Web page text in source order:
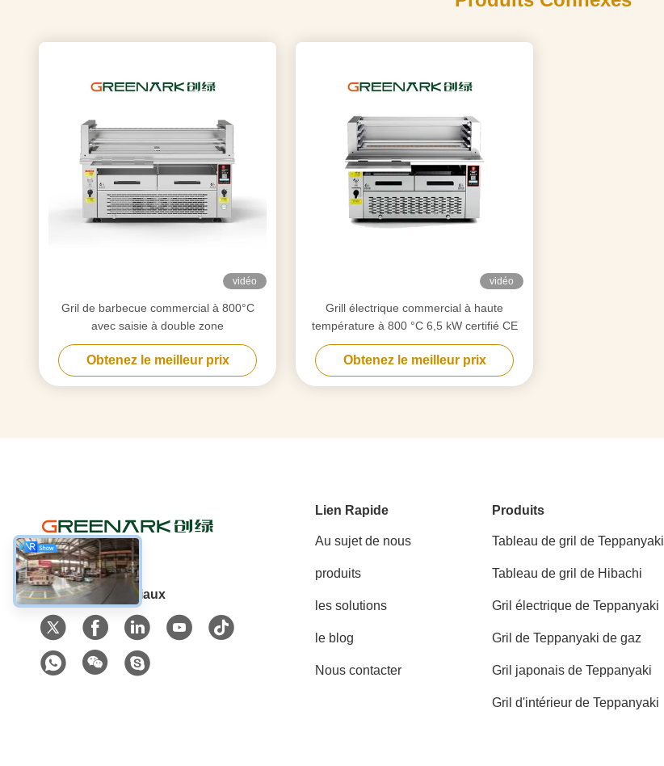
vidéo
Gril de barbecue commercial à 800°C
avec saisie à double zone
Obtenez le meilleur prix
vidéo
Grill électrique commercial à haute
température à 800 °C 6,5 kW certifié CE
Obtenez le meilleur prix
Les réseaux sociaux
Lien Rapide
Au sujet de nous
produits
les solutions
le blog
Nous contacter
Produits
Tableau de gril de Teppanyaki
Tableau de gril de Hibachi
Gril électrique de Teppanyaki
Gril de Teppanyaki de gaz
Gril japonais de Teppanyaki
Gril d'intérieur de Teppanyaki